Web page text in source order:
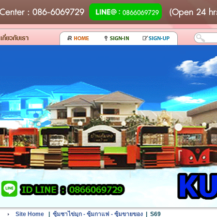
: 086-6069729 (Open 24
Site Home ซุ้มชาไข่มุก - ซุ้มกาแฟ - ซุ้มขายของ S69